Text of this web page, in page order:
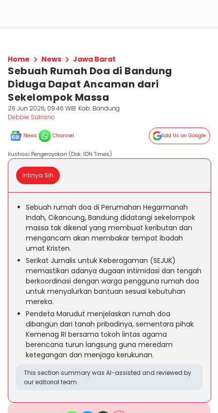
Home News Jawa Barat
Sebuah Rumah Doa di Bandung
Diduga Dapat Ancaman dari
Sekelompok Massa
26 Jun 2026, 09:46 WIB Kab. Bandung
Debbie Sutrisno
News Channel Add Us on Google
Ilustrasi Pengeroyokan (Dok. IDN Times)
Intinya Sih
Sebuah rumah doa di Perumahan Hegarmanah
Indah, Cikancung, Bandung didatangi sekelompok
massa tak dikenal yang membuat keributan dan
mengancam akan membakar tempat ibadah
umat Kristen.
Serikat Jurnalis untuk Keberagaman (SEJUK)
memastikan adanya dugaan intimidasi dan tengah
berkoordinasi dengan warga pengguna rumah doa
untuk menyalurkan bantuan sesuai kebutuhan
mereka.
Pendeta Marudut menjelaskan rumah doa
dibangun dari tanah pribadinya, sementara pihak
Kemenag RI bersama tokoh lintas agama
berencana turun langsung guna meredam
ketegangan dan menjaga kerukunan.
This section summary was AI-assisted and reviewed by
our editorial team.